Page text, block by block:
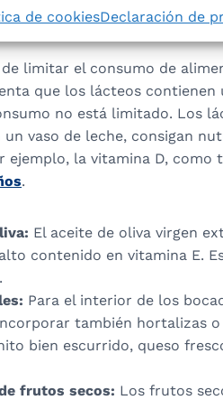
de cookiesDeclaración de
tomate, lechuga y queso
limitar el consumo de
que los lácteos
no está limitado. Los
vaso de leche, consigan
ejemplo, la vitamina D, como
.
El aceite de oliva virgen
contenido en vitamina E.
Para el interior de los
también hortalizas
bien escurrido, queso
frutos secos: Los frutos